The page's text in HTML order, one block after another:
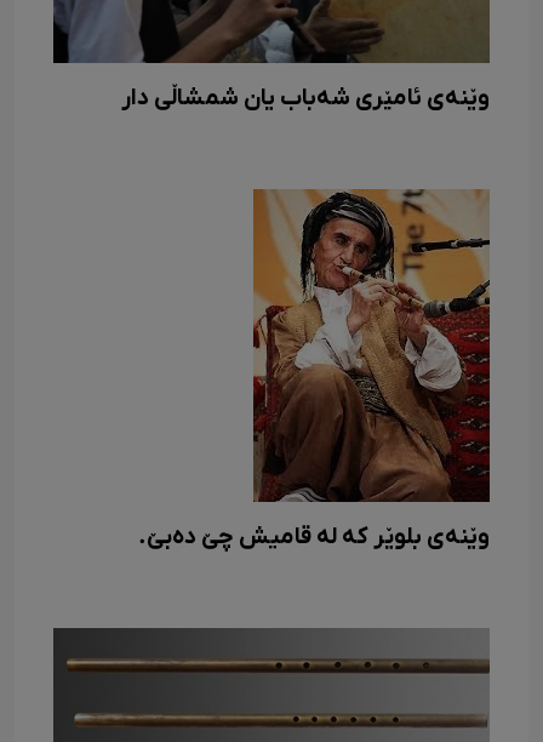
وێنەی ئامێری شەباب یان شمشاڵی دار
وێنەی بلوێر که له قامیش چێ دەبێ.